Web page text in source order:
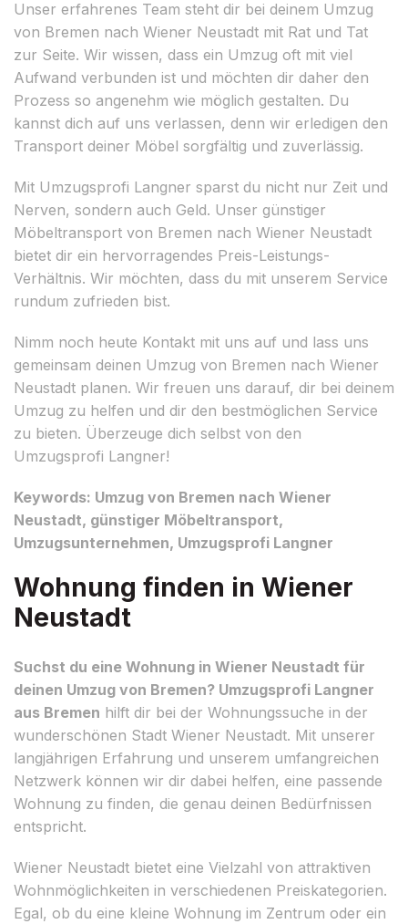
Unser erfahrenes Team steht dir bei deinem Umzug
von Bremen nach Wiener Neustadt mit Rat und Tat
zur Seite. Wir wissen, dass ein Umzug oft mit viel
Aufwand verbunden ist und möchten dir daher den
Prozess so angenehm wie möglich gestalten. Du
kannst dich auf uns verlassen, denn wir erledigen den
Transport deiner Möbel sorgfältig und zuverlässig.
Mit Umzugsprofi Langner sparst du nicht nur Zeit und
Nerven, sondern auch Geld. Unser günstiger
Möbeltransport von Bremen nach Wiener Neustadt
bietet dir ein hervorragendes Preis-Leistungs-
Verhältnis. Wir möchten, dass du mit unserem Service
rundum zufrieden bist.
Nimm noch heute Kontakt mit uns auf und lass uns
gemeinsam deinen Umzug von Bremen nach Wiener
Neustadt planen. Wir freuen uns darauf, dir bei deinem
Umzug zu helfen und dir den bestmöglichen Service
zu bieten. Überzeuge dich selbst von den
Umzugsprofi Langner!
Keywords: Umzug von Bremen nach Wiener
Neustadt, günstiger Möbeltransport,
Umzugsunternehmen, Umzugsprofi Langner
Wohnung finden in Wiener
Neustadt
Suchst du eine Wohnung in Wiener Neustadt für
deinen Umzug von Bremen? Umzugsprofi Langner
aus Bremen hilft dir bei der Wohnungssuche in der
wunderschönen Stadt Wiener Neustadt. Mit unserer
langjährigen Erfahrung und unserem umfangreichen
Netzwerk können wir dir dabei helfen, eine passende
Wohnung zu finden, die genau deinen Bedürfnissen
entspricht.
Wiener Neustadt bietet eine Vielzahl von attraktiven
Wohnmöglichkeiten in verschiedenen Preiskategorien.
Egal, ob du eine kleine Wohnung im Zentrum oder ein